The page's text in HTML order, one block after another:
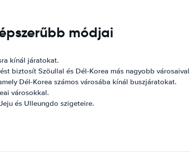
módjai
kínál járatokat.
biztosít Szöullal és Dél-Korea más nagyobb
Dél-Korea számos városába kínál buszjáratokat.
városokkal.
és Ulleungdo szigeteire.